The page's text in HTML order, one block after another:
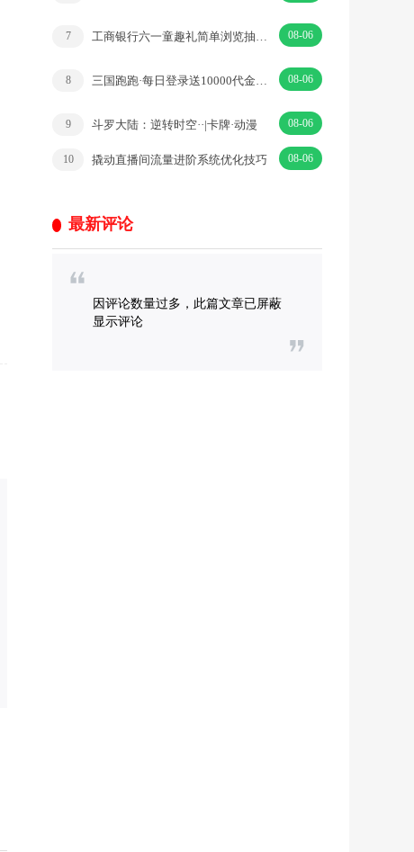
7 工商银行六一童趣礼简单浏览抽1-100元微信立减金 非必中 08-06
8 三国跑跑·每日登录送10000代金券·|三国·竖屏 08-06
9 斗罗大陆：逆转时空··|卡牌·动漫 08-06
10 撬动直播间流量进阶系统优化技巧 08-06
最新评论
因评论数量过多，此篇文章已屏蔽
显示评论